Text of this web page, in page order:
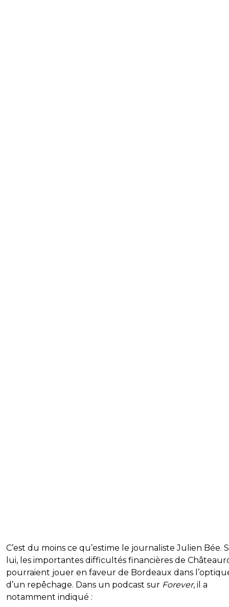
C’est du moins ce qu’estime le journaliste Julien Bée.
lui, les importantes difficultés financières de
pourraient jouer en faveur de Bordeaux dans
d’un repêchage. Dans un podcast sur Forever, il a
notamment indiqué :